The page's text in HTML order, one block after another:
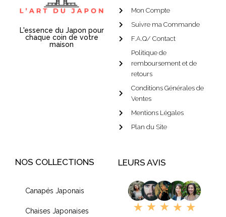
L'essence du Japon pour
chaque coin de votre
maison
Mon Compte
Suivre ma Commande
F.A.Q/ Contact
Politique de
remboursement et de
retours
Conditions Générales de
Ventes
Mentions Légales
Plan du Site
NOS COLLECTIONS
Canapés Japonais
Chaises Japonaises
LEURS AVIS